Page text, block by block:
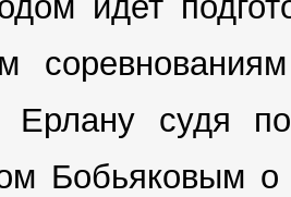
Ерлану судя
Бобьяковым о